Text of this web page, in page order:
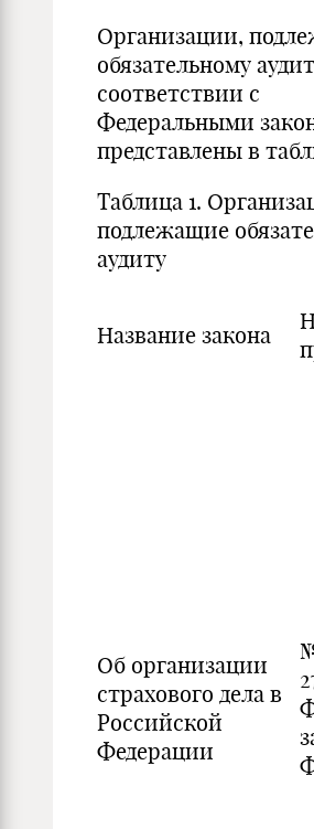
Организации,
обязательному
соответствии с
Федеральными
представлены в
Таблица 1.
подлежащие
аудиту
Название закона
Об организации
страхового дела в
Российской
Федерации